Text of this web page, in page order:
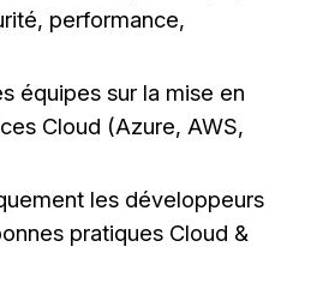
performance,
équipes sur la mise en
Cloud (Azure, AWS,
les développeurs
pratiques Cloud &